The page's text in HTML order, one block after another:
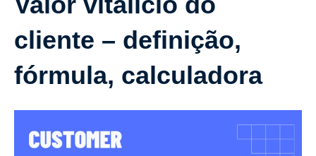
cliente – definição,
fórmula, calculadora